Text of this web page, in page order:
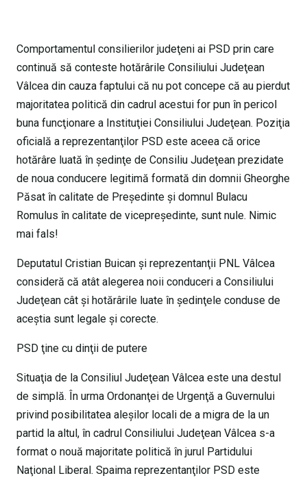
Comportamentul consilierilor judeţeni ai PSD prin care
continuă să conteste hotărârile Consiliului Judeţean
Vâlcea din cauza faptului că nu pot concepe că au pierdut
majoritatea politică din cadrul acestui for pun în pericol
buna funcţionare a Instituţiei Consiliului Judeţean. Poziţia
oficială a reprezentanţilor PSD este aceea că orice
hotărâre luată în şedinţe de Consiliu Judeţean prezidate
de noua conducere legitimă formată din domnii Gheorghe
Păsat în calitate de Preşedinte şi domnul Bulacu
Romulus în calitate de vicepreşedinte, sunt nule. Nimic
mai fals!
Deputatul Cristian Buican şi reprezentanţii PNL Vâlcea
consideră că atât alegerea noii conduceri a Consiliului
Judeţean cât şi hotărârile luate în şedinţele conduse de
aceştia sunt legale şi corecte.
PSD ţine cu dinţii de putere
Situaţia de la Consiliul Judeţean Vâlcea este una destul
de simplă. În urma Ordonanţei de Urgenţă a Guvernului
privind posibilitatea aleşilor locali de a migra de la un
partid la altul, în cadrul Consiliului Judeţean Vâlcea s-a
format o nouă majoritate politică în jurul Partidului
Naţional Liberal. Spaima reprezentanţilor PSD este